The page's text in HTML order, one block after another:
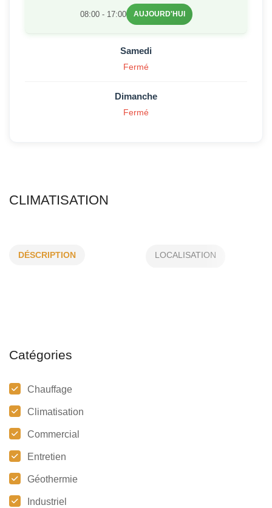
DÉSCRIPTION
Catégories
Chauffage
Climatisation
Commercial
Entretien
Géothermie
Industriel
08:00 - 17:00 AUJOURD'HUI
Samedi
Fermé
Dimanche
Fermé